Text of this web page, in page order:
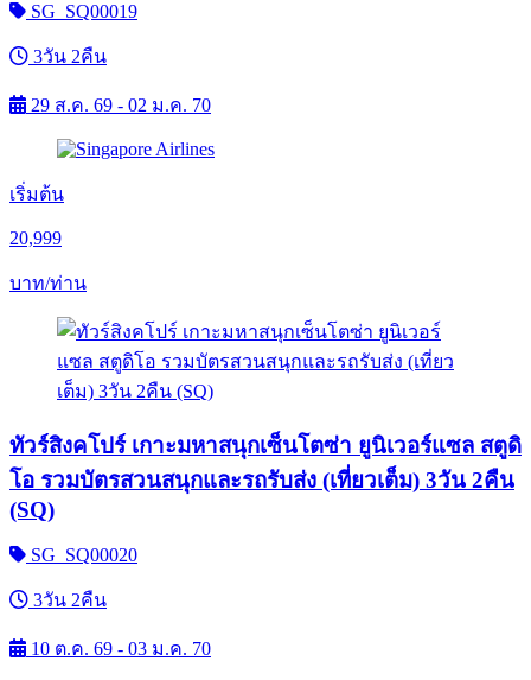
SG_SQ00019
3วัน 2คืน
29 ส.ค. 69 - 02 ม.ค. 70
เริ่มต้น
20,999
บาท/ท่าน
ทัวร์สิงคโปร์ เกาะมหาสนุกเซ็นโตซ่า ยูนิเวอร์แซล สตูดิ
โอ รวมบัตรสวนสนุกและรถรับส่ง (เที่ยวเต็ม) 3วัน 2คืน
(SQ)
SG_SQ00020
3วัน 2คืน
10 ต.ค. 69 - 03 ม.ค. 70